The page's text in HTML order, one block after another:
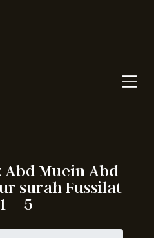
Abd Muein Abd
surah Fussilat
– 5